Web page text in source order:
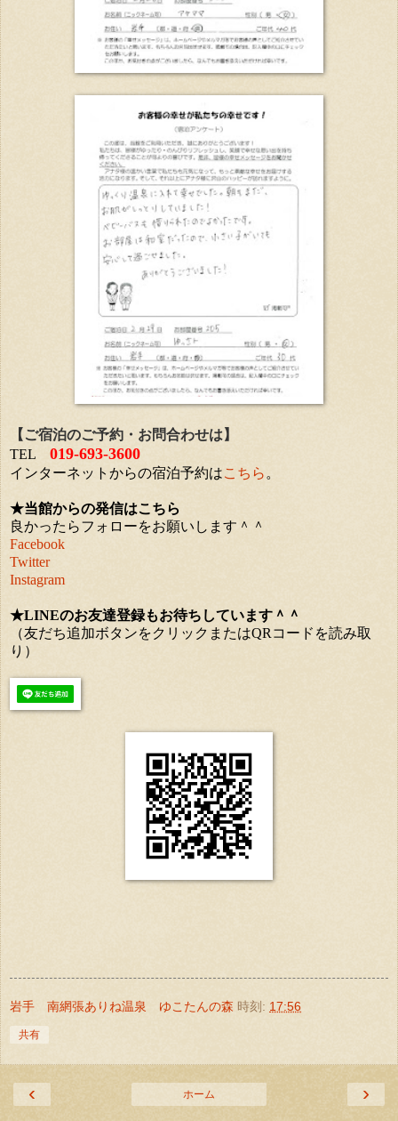
【ご宿泊のご予約・お問合わせは】
TEL 019-693-3600
インターネットからの宿泊予約はこちら 。
★当館からの発信はこちら
良かったらフォローをお願いします＾＾
Facebook
Twitter
Instagram
★LINEのお友達登録もお待ちしています＾＾
（友だち追加ボタンをクリックまたはQRコードを読み取
り）
岩手 南網張ありね温泉 ゆこたんの森 時刻: 17:56
共有
‹ ›
ホーム